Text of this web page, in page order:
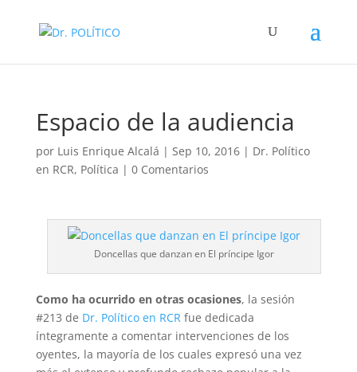
Espacio de la audiencia
por Luis Enrique Alcalá | Sep 10, 2016| Dr. Político
en RCR, Política | 0 Comentarios
Doncellas que danzan en El príncipe Igor
Como ha ocurrido en otras ocasiones, la sesión
#213 de Dr. Político en RCRfue dedicada
íntegramente a comentar intervenciones de los
oyentes, la mayoría de los cuales expresó una vez